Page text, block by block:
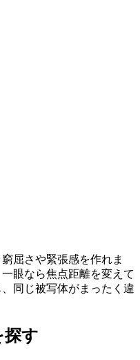
屈さや緊張感を作れま
眼なら焦点距離を変えて
同じ被写体がまったく違
探す